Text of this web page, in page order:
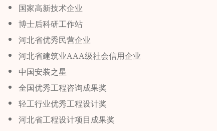
国家高新技术企业
博士后科研工作站
河北省优秀民营企业
河北省建筑业AAA级社会信用企业
中国安装之星
全国优秀工程咨询成果奖
轻工行业优秀工程设计奖
河北省工程设计项目成果奖